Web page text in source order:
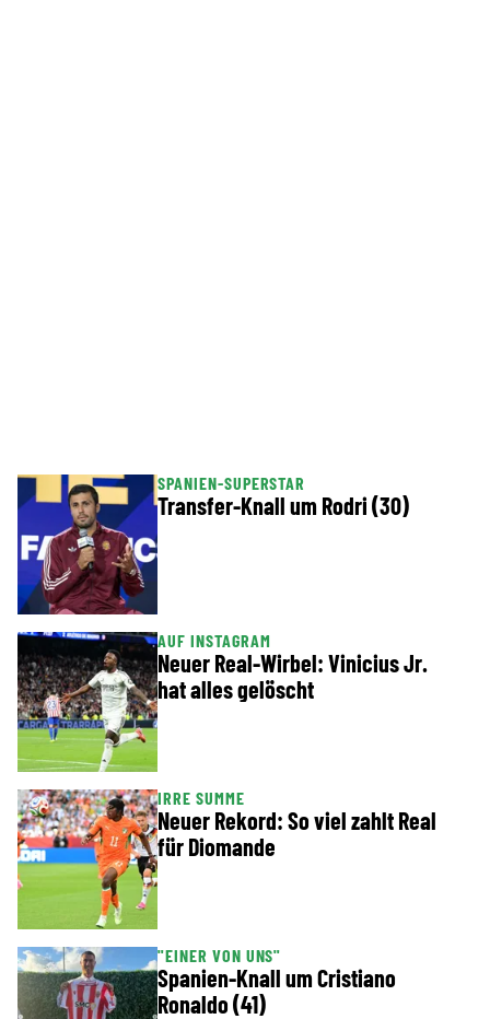
SPANIEN-SUPERSTAR
Transfer-Knall um Rodri (30)
AUF INSTAGRAM
Neuer Real-Wirbel: Vinicius Jr.
hat alles gelöscht
IRRE SUMME
Neuer Rekord: So viel zahlt Real
für Diomande
"EINER VON UNS"
Spanien-Knall um Cristiano
Ronaldo (41)